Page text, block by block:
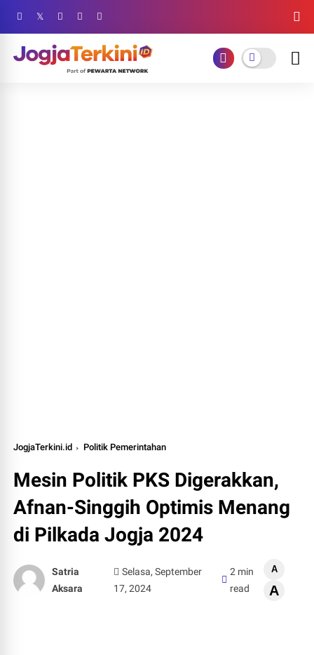
JogjaTerkini.id Politik Pemerintahan
Mesin Politik PKS Digerakkan,
Afnan-Singgih Optimis Menang
di Pilkada Jogja 2024
Satria
Aksara
Selasa, September
17, 2024
2 min
read
A
A